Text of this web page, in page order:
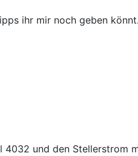
ihr mir noch geben
und den Stellerstrom